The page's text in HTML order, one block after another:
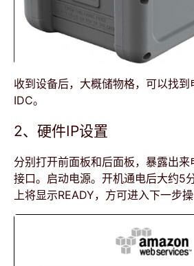
收到设备后，大概储物格，可以找
IDC。
2、硬件IP设置
分别打开前面板和后面板，暴露出
接口。启动电源。开机通电后大约5
上将显示READY，方可进入下一步